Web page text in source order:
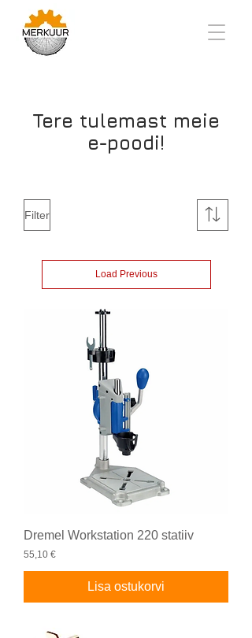
Tere tulemast meie
e-poodi!
Filter
Load Previous
Dremel Workstation 220 statiiv
Price
55,10 €
Lisa ostukorvi